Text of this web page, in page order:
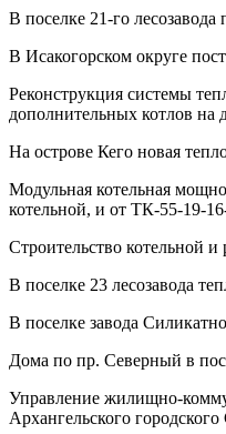
В поселке 21-го
В Исакогорском округе
Реконструкция системы
дополнительных котлов на
На острове Кего новая
Модульная котельная
котельной, и от ТК-55-19-
Строительство котельной
В поселке 23 лесозавода
В поселке завода
Дома по пр. Северный в
Управление жилищно-
Архангельского